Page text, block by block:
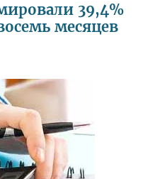
39,4%
месяцев